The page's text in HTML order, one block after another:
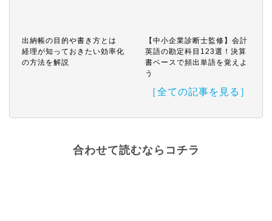
出納帳の目的や書き方とは
経理が知っておきたい効率化
の方法を解説
【中小企業診断士監修】会計
英語の勘定科目123選！決算
書ベースで頻出単語を覚えよ
う
［全ての記事を見る］
合わせて読むならコチラ